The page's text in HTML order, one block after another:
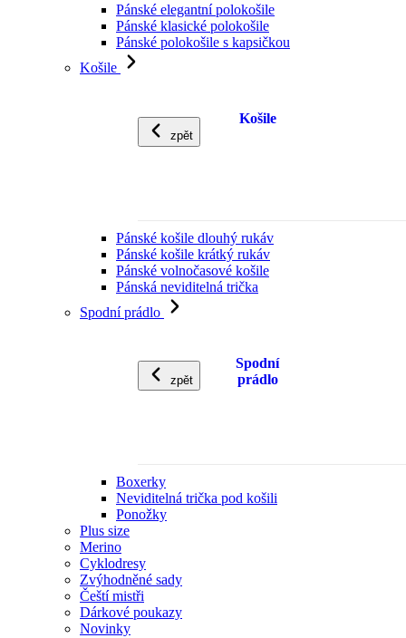
Pánské elegantní polokošile
Pánské klasické polokošile
Pánské polokošile s kapsičkou
Košile
zpět
Košile
Pánské košile dlouhý rukáv
Pánské košile krátký rukáv
Pánské volnočasové košile
Pánská neviditelná trička
Spodní prádlo
zpět
Spodní
prádlo
Boxerky
Neviditelná trička pod košili
Ponožky
Plus size
Merino
Cyklodresy
Zvýhodněné sady
Čeští mistři
Dárkové poukazy
Novinky